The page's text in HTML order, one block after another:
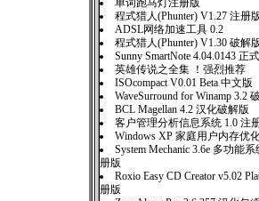
单词跑马灯注册版
程式猎人(Phunter) V1.27 注册
ADSL网络加速工具 0.2
程式猎人(Phunter) V1.30 破解
Sunny SmartNote 4.04.0143 正
英雄传说之全集 ！强烈推荐
ISOcompact V0.01 Beta 中文版
WaveSurround for Winamp 3.2
BCL Magellan 4.2 汉化破解版
客户管理分析信息系统 1.0 注
Windows XP 家庭用户内存优
System Mechanic 3.6e 多功能
册版
Roxio Easy CD Creator v5.02
册版